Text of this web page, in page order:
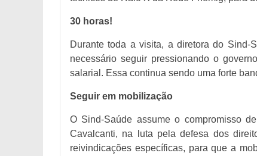
30 horas!
Durante toda a visita, a diretora do Sind-
necessário seguir pressionando o
salarial. Essa continua sendo uma forte
Seguir em mobilização
O Sind-Saúde assume o compromisso
Cavalcanti, na luta pela defesa dos
reivindicações específicas, para que a